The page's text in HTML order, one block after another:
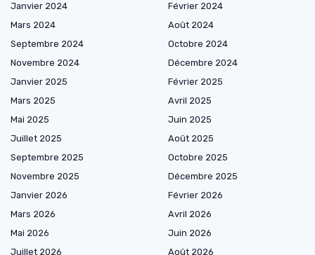
Janvier 2024
Février 2024
Mars 2024
Août 2024
Septembre 2024
Octobre 2024
Novembre 2024
Décembre 2024
Janvier 2025
Février 2025
Mars 2025
Avril 2025
Mai 2025
Juin 2025
Juillet 2025
Août 2025
Septembre 2025
Octobre 2025
Novembre 2025
Décembre 2025
Janvier 2026
Février 2026
Mars 2026
Avril 2026
Mai 2026
Juin 2026
Juillet 2026
Août 2026